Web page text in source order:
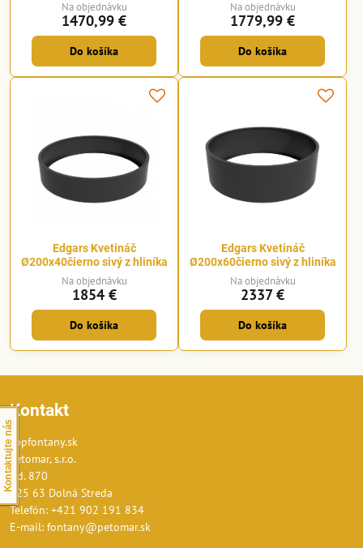
Na objednávku
1470,99 €
Do košíka
Na objednávku
1779,99 €
Do košíka
Edgars Kvetináč
Ø200x40čierno sivý z hliníka
Na objednávku
1854 €
Do košíka
Edgars Kvetináč
Ø200x60čierno sivý z hliníka
Na objednávku
2337 €
Do košíka
Kontakt
Topfontany.sk
Petomar, s.r.o.
č.d. 870
925 63 Dolná Streda
Telefón: +421 902 191 834
E-mail: fontany@petomar.sk
Kontaktujte nás